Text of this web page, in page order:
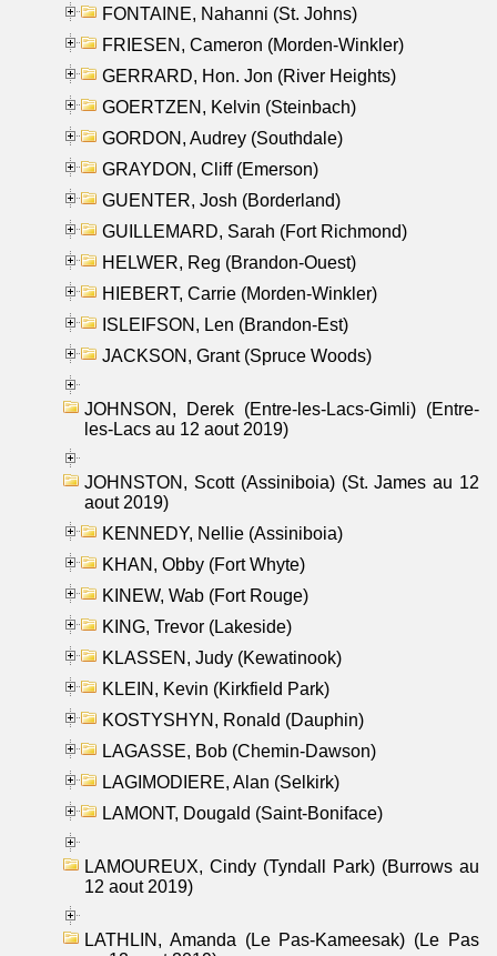
FONTAINE, Nahanni (St. Johns)
FRIESEN, Cameron (Morden-Winkler)
GERRARD, Hon. Jon (River Heights)
GOERTZEN, Kelvin (Steinbach)
GORDON, Audrey (Southdale)
GRAYDON, Cliff (Emerson)
GUENTER, Josh (Borderland)
GUILLEMARD, Sarah (Fort Richmond)
HELWER, Reg (Brandon-Ouest)
HIEBERT, Carrie (Morden-Winkler)
ISLEIFSON, Len (Brandon-Est)
JACKSON, Grant (Spruce Woods)
JOHNSON, Derek (Entre-les-Lacs-Gimli) (Entre-
les-Lacs au 12 aout 2019)
JOHNSTON, Scott (Assiniboia) (St. James au 12
aout 2019)
KENNEDY, Nellie (Assiniboia)
KHAN, Obby (Fort Whyte)
KINEW, Wab (Fort Rouge)
KING, Trevor (Lakeside)
KLASSEN, Judy (Kewatinook)
KLEIN, Kevin (Kirkfield Park)
KOSTYSHYN, Ronald (Dauphin)
LAGASSE, Bob (Chemin-Dawson)
LAGIMODIERE, Alan (Selkirk)
LAMONT, Dougald (Saint-Boniface)
LAMOUREUX, Cindy (Tyndall Park) (Burrows au
12 aout 2019)
LATHLIN, Amanda (Le Pas-Kameesak) (Le Pas